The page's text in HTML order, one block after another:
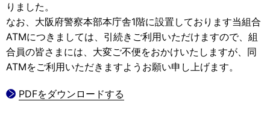
りました。
なお、大阪府警察本部本庁舎1階に設置しております当組合
ATMにつきましては、引続きご利用いただけますので、組
合員の皆さまには、大変ご不便をおかけいたしますが、同
ATMをご利用いただきますようお願い申し上げます。
PDFをダウンロードする